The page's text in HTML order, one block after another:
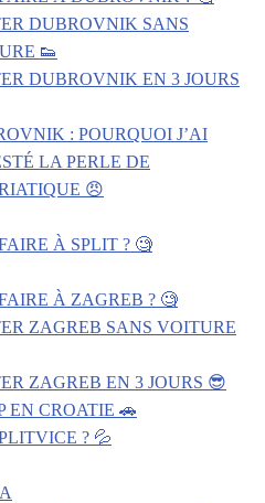
DUBROVNIK SANS
👟
DUBROVNIK EN 3 JOURS
: POURQUOI J’AI
LA PERLE DE
😠
À SPLIT ? 🧐
À ZAGREB ? 🧐
ZAGREB SANS VOITURE
ZAGREB EN 3 JOURS 😎
EN CROATIE 🚗
? 💦